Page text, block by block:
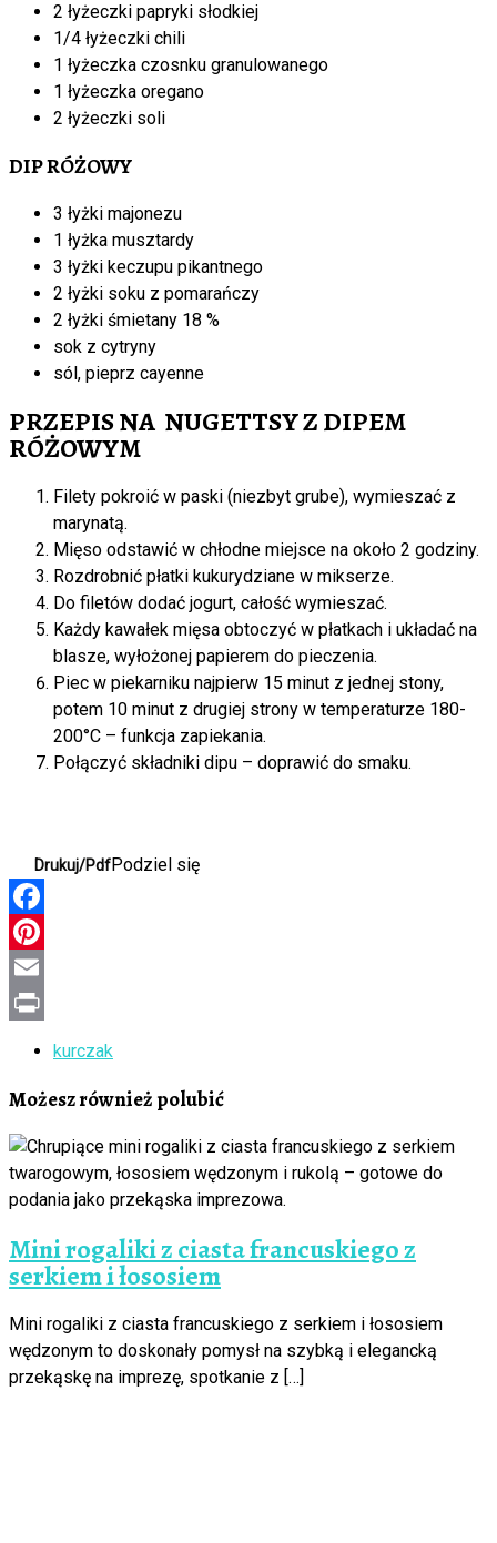
2 łyżeczki papryki słodkiej
1/4 łyżeczki chili
1 łyżeczka czosnku granulowanego
1 łyżeczka oregano
2 łyżeczki soli
DIP RÓŻOWY
3 łyżki majonezu
1 łyżka musztardy
3 łyżki keczupu pikantnego
2 łyżki soku z pomarańczy
2 łyżki śmietany 18 %
sok z cytryny
sól, pieprz cayenne
PRZEPIS NA NUGETTSY Z DIPEM
RÓŻOWYM
Filety pokroić w paski (niezbyt grube), wymieszać z
marynatą.
Mięso odstawić w chłodne miejsce na około 2 godziny.
Rozdrobnić płatki kukurydziane w mikserze.
Do filetów dodać jogurt, całość wymieszać.
Każdy kawałek mięsa obtoczyć w płatkach i układać na
blasze, wyłożonej papierem do pieczenia.
Piec w piekarniku najpierw 15 minut z jednej stony,
potem 10 minut z drugiej strony w temperaturze 180-
200°C – funkcja zapiekania.
Połączyć składniki dipu – doprawić do smaku.
Drukuj/PdfPodziel się
Facebook
Pinterest
Email
kurczak
Możesz również polubić
Mini rogaliki z ciasta francuskiego z
serkiem i łososiem
Mini rogaliki z ciasta francuskiego z serkiem i łososiem
wędzonym to doskonały pomysł na szybką i elegancką
przekąskę na imprezę, spotkanie z […]